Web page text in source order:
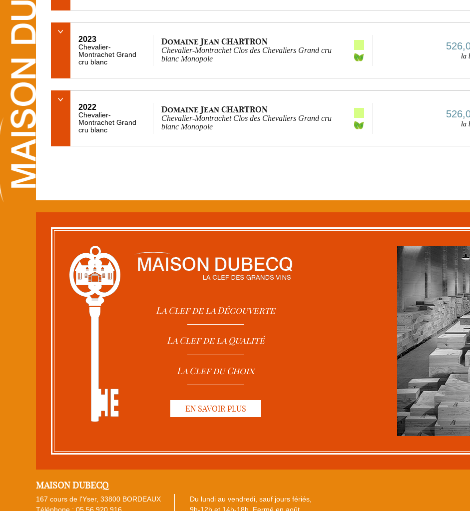
2023
Chevalier-
Montrachet Grand
cru blanc
Domaine Jean CHARTRON
Chevalier-Montrachet Clos des Chevaliers Grand cru
blanc Monopole
la
2022
Chevalier-
Montrachet Grand
cru blanc
Domaine Jean CHARTRON
Chevalier-Montrachet Clos des Chevaliers Grand cru
blanc Monopole
la
La Clef de la Découverte
La Clef de la Qualité
La Clef du Choix
EN SAVOIR PLUS
MAISON DUBECQ
167 cours de l'Yser, 33800 BORDEAUX
Du lundi au vendredi, sauf jours fériés,